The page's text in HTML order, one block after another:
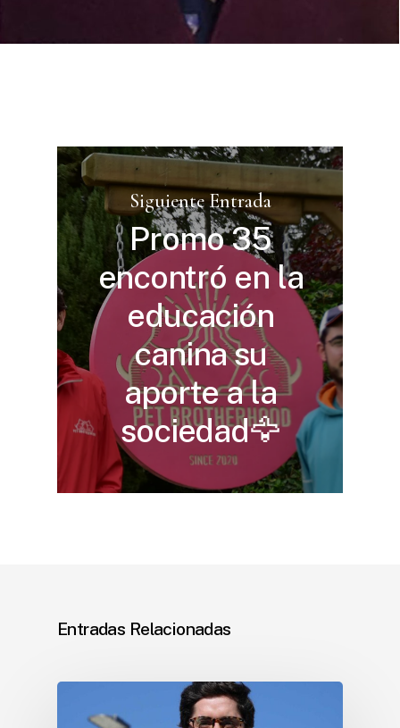
Siguiente Entrada
Promo 35
encontró en la
educación
canina su
aporte a la
sociedad🦅
Entradas Relacionadas